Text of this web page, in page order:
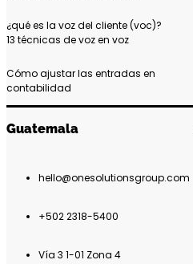
¿qué es la voz del cliente (voc)?
13 técnicas de voz en voz
Cómo ajustar las entradas en
contabilidad
Guatemala
hello@onesolutionsgroup.com
+502 2318-5400
Vía 3 1-01 Zona 4